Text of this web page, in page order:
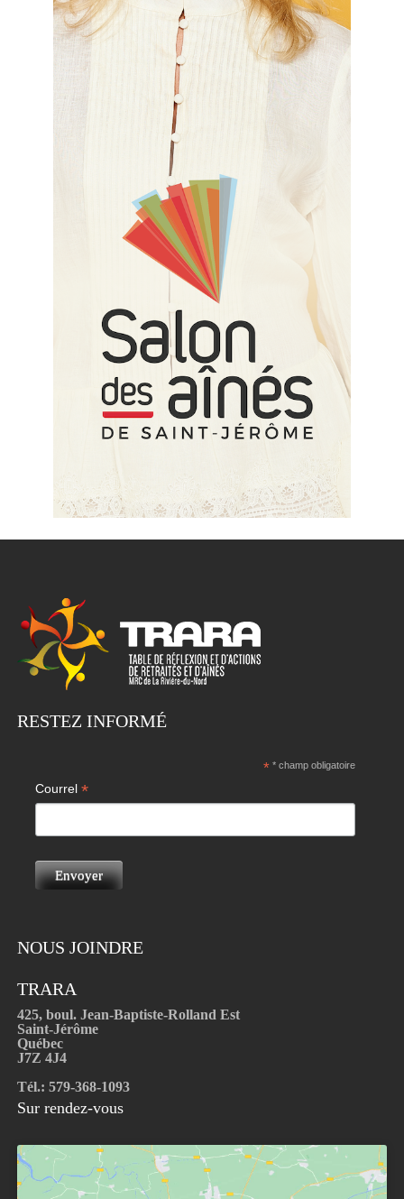
RESTEZ INFORMÉ
** champ obligatoire
Courrel*
NOUS JOINDRE
TRARA
425, boul. Jean-Baptiste-Rolland Est
Saint-Jérôme
Québec
J7Z 4J4
Tél.: 579-368-1093
Sur rendez-vous